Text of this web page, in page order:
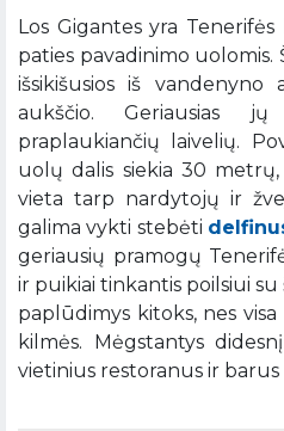
Los Gigantes yra
paties pavadinimo uolomis.
išsikišusios iš
aukščio. Geriausias
praplaukiančių laivelių.
uolų dalis siekia 30
vieta tarp nardytojų ir
galima vykti stebėti
geriausių pramogų
ir puikiai tinkantis poilsiui su
paplūdimys kitoks, nes
kilmės. Mėgstantys
vietinius restoranus ir barus